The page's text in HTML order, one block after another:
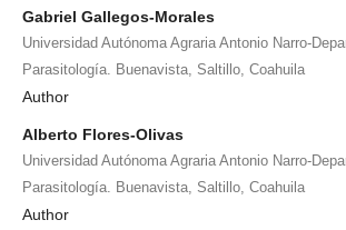
Gabriel Gallegos-Morales
Universidad Autónoma Agraria Antonio Narro-
Parasitología. Buenavista, Saltillo, Coahuila
Author
Alberto Flores-Olivas
Universidad Autónoma Agraria Antonio Narro-
Parasitología. Buenavista, Saltillo, Coahuila
Author